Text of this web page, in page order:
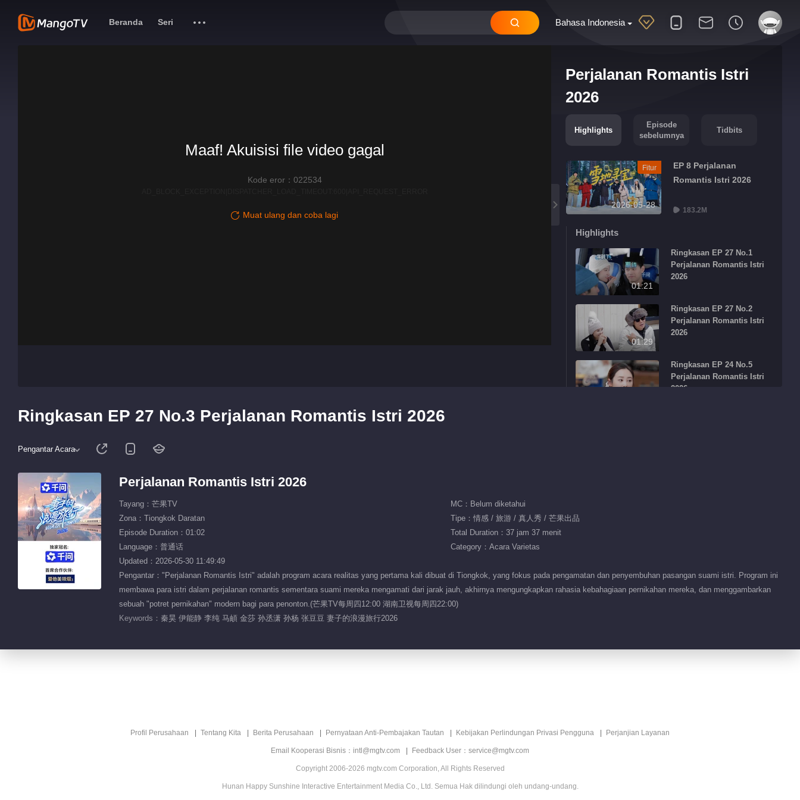
Bahasa Indonesia
Beranda Seri
Perjalanan Romantis Istri
2026
Highlights
Episode
sebelumnya
Tidbits
2026-05-28
Fitur
EP 8 Perjalanan
Romantis Istri 2026
183.2M
Highlights
01:21
Ringkasan EP 27 No.1
Perjalanan Romantis Istri
2026
01:29
Ringkasan EP 27 No.2
Perjalanan Romantis Istri
2026
Ringkasan EP 24 No.5
Perjalanan Romantis Istri
2026
Maaf! Akuisisi file video gagal
Kode eror：022534
Muat ulang dan coba lagi
Ringkasan EP 27 No.3 Perjalanan Romantis Istri 2026
Pengantar Acara
Perjalanan Romantis Istri 2026
Tayang：芒果TV
MC：Belum diketahui
Zona：Tiongkok Daratan
Tipe：情感 / 旅游 / 真人秀 / 芒果出品
Episode Duration：01:02
Total Duration：37 jam 37 menit
Language：普通话
Category：Acara Varietas
Updated：2026-05-30 11:49:49
Pengantar："Perjalanan Romantis Istri" adalah program acara realitas yang pertama kali dibuat di Tiongkok, yang fokus pada pengamatan dan penyembuhan pasangan suami istri. Program ini
membawa para istri dalam perjalanan romantis sementara suami mereka mengamati dari jarak jauh, akhirnya mengungkapkan rahasia kebahagiaan pernikahan mereka, dan menggambarkan
sebuah "potret pernikahan" modern bagi para penonton.(芒果TV每周四12:00 湖南卫视每周四22:00)
Keywords： 秦昊 伊能静 李纯 马頔 金莎 孙丞潇 孙杨 张豆豆 妻子的浪漫旅行2026
Profil Perusahaan Tentang Kita Berita Perusahaan Pernyataan Anti-Pembajakan Tautan Kebijakan Perlindungan Privasi Pengguna Perjanjian Layanan
Email Kooperasi Bisnis：intl@mgtv.com Feedback User：service@mgtv.com
Copyright 2006-2026 mgtv.com Corporation, All Rights Reserved
Hunan Happy Sunshine Interactive Entertainment Media Co., Ltd. Semua Hak dilindungi oleh undang-undang.